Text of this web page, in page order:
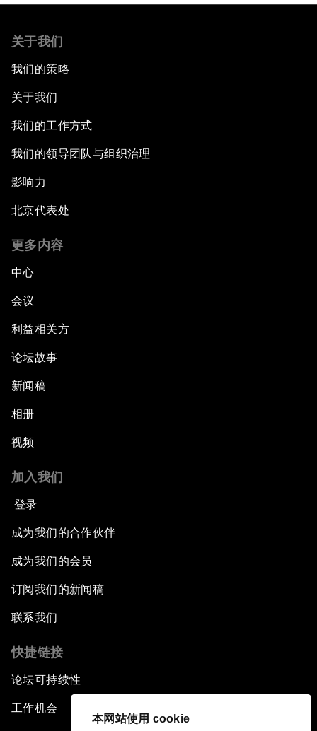
本网站使用 cookie
关于我们
我们的策略
关于我们
我们的工作方式
我们的领导团队与组织治理
影响力
北京代表处
更多内容
中心
会议
利益相关方
论坛故事
新闻稿
相册
视频
加入我们
登录
成为我们的合作伙伴
成为我们的会员
订阅我们的新闻稿
联系我们
快捷链接
论坛可持续性
工作机会